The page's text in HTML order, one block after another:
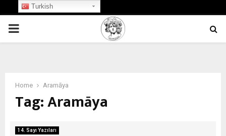
PRIMARY
Home Aramāya
Tag:Aramāya
14. Sayı Yazıları
Turkish